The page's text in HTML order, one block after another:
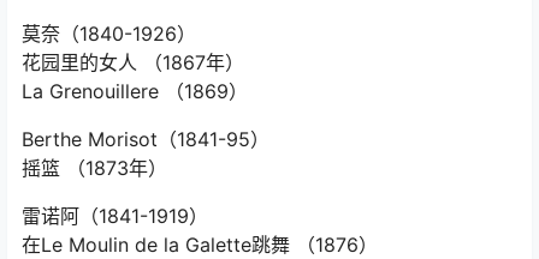
莫奈（1840-1926）
花园里的女人
（1867年）
La Grenouillere
（1869）
Berthe Morisot（1841-95）
摇篮
（1873年）
雷诺阿（1841-1919）
在Le Moulin de la Galette跳舞
（1876）